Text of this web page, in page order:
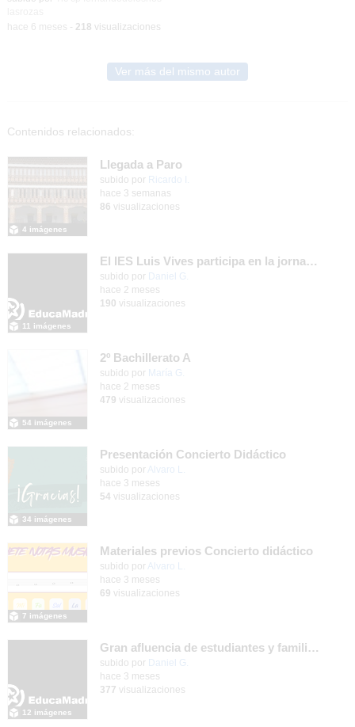
hace 6 meses - 218 visualizaciones
Ver más del mismo autor
Contenidos relacionados:
Llegada a Paro
subido por Ricardo I.
4 imágenes
hace 3 semanas
86 visualizaciones
El IES Luis Vives participa en la jornada de trabajo sobre mecanizado CNC e Industria 4.0
subido por Daniel G.
11 imágenes
hace 2 meses
190 visualizaciones
2º Bachillerato A
Contenido educativo.
subido por María G.
54 imágenes
hace 2 meses
479 visualizaciones
Presentación Concierto Didáctico
Contenido educativo.
subido por Alvaro L.
34 imágenes
hace 3 meses
54 visualizaciones
Materiales previos Concierto didáctico
Contenido educativo.
subido por Alvaro L.
7 imágenes
hace 3 meses
69 visualizaciones
Gran afluencia de estudiantes y familias en la jornada de puertas abiertas que nuestro centro desarrolló el pasado 23 de abril de 2026
subido por Daniel G.
12 imágenes
hace 3 meses
377 visualizaciones